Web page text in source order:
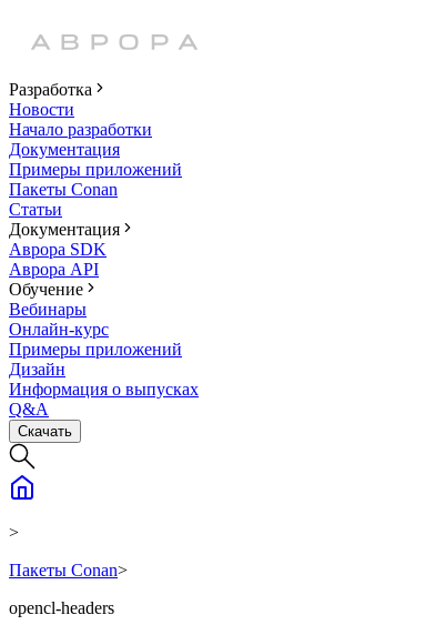
Разработка
Новости
Начало разработки
Документация
Примеры приложений
Пакеты Conan
Статьи
Документация
Аврора SDK
Аврора API
Обучение
Вебинары
Онлайн-курс
Примеры приложений
Дизайн
Информация о выпусках
Q&A
Скачать
>
Пакеты Conan>
opencl-headers